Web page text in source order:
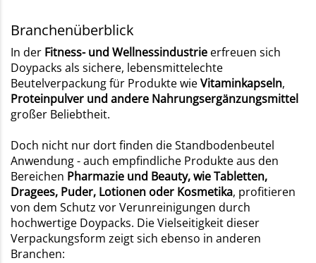
Branchenüberblick
In der Fitness- und Wellnessindustrie erfreuen sich
Doypacks als sichere, lebensmittelechte
Beutelverpackung für Produkte wieVitaminkapseln,
Proteinpulver und andere Nahrungsergänzungsmittel
großer Beliebtheit.
Doch nicht nur dort finden die Standbodenbeutel
Anwendung - auch empfindliche Produkte aus den
Bereichen Pharmazie und Beauty, wie Tabletten,
Dragees, Puder, Lotionen oder Kosmetika, profitieren
von dem Schutz vor Verunreinigungen durch
hochwertige Doypacks. Die Vielseitigkeit dieser
Verpackungsform zeigt sich ebenso in anderen
Branchen: